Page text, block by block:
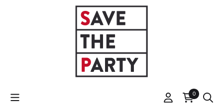
Cookievoorkeuren zijn momenteel gesloten.
0